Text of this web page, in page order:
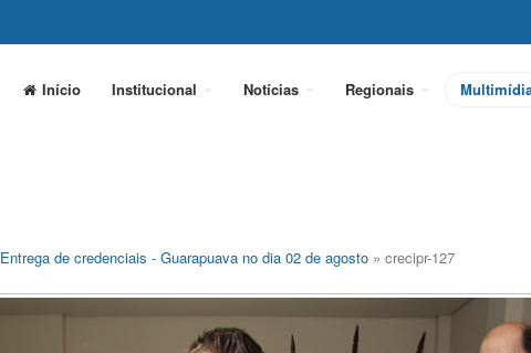
Início Institucional Notícias Regionais
Entrega de credenciais - Guarapuava no dia 02 de agosto » crecipr-127